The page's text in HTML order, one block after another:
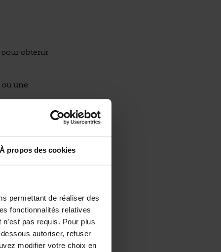
À propos des cookies
permettant de réaliser des
fonctionnalités relatives
pas requis. Pour plus
autoriser, refuser
modifier votre choix en
pour obtenir
une
échalotes